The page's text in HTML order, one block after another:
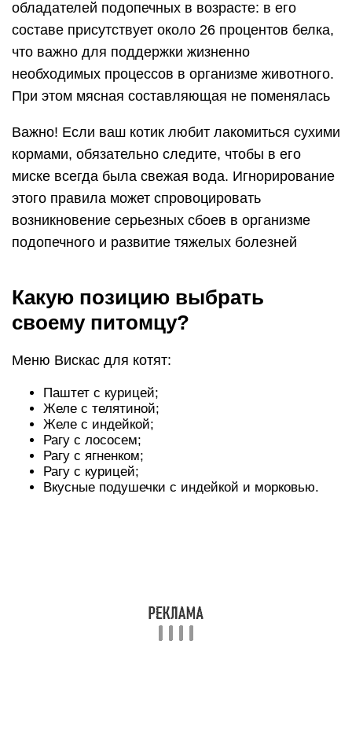
обладателей подопечных в возрасте: в его
составе присутствует около 26 процентов белка,
что важно для поддержки жизненно
необходимых процессов в организме животного.
При этом мясная составляющая не поменялась
Важно! Если ваш котик любит лакомиться сухими
кормами, обязательно следите, чтобы в его
миске всегда была свежая вода. Игнорирование
этого правила может спровоцировать
возникновение серьезных сбоев в организме
подопечного и развитие тяжелых болезней
Какую позицию выбрать
своему питомцу?
Меню Вискас для котят:
Паштет с курицей;
Желе с телятиной;
Желе с индейкой;
Рагу с лососем;
Рагу с ягненком;
Рагу с курицей;
Вкусные подушечки с индейкой и морковью.
коже малыша выглядеть ухоженными и
здоровыми, и Таурин+Витамин А, которые